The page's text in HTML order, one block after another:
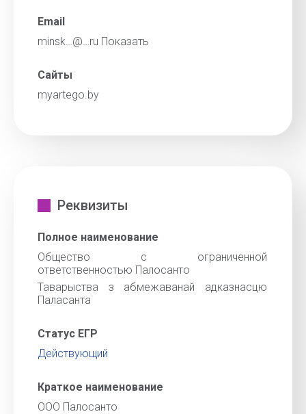
Email
minsk…@…ru Показать
Сайты
myartego.by
Реквизиты
Полное наименование
Общество с ограниченной
ответственностью Палосанто
Таварыства з абмежаванай адказнасцю
Паласанта
Статус ЕГР
Действующий
Краткое наименование
ООО Палосанто